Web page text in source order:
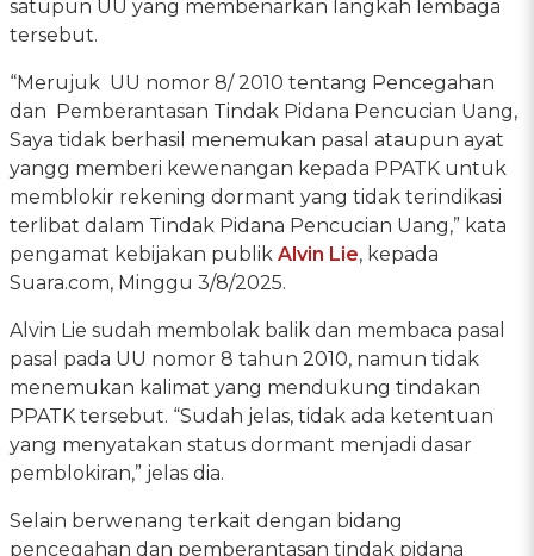
satupun UU yang membenarkan langkah lembaga
tersebut.
“Merujuk UU nomor 8/ 2010 tentang Pencegahan
dan Pemberantasan Tindak Pidana Pencucian Uang,
Saya tidak berhasil menemukan pasal ataupun ayat
yangg memberi kewenangan kepada PPATK untuk
memblokir rekening dormant yang tidak terindikasi
terlibat dalam Tindak Pidana Pencucian Uang,” kata
pengamat kebijakan publik Alvin Lie, kepada
Suara.com, Minggu 3/8/2025.
Alvin Lie sudah membolak balik dan membaca pasal
pasal pada UU nomor 8 tahun 2010, namun tidak
menemukan kalimat yang mendukung tindakan
PPATK tersebut. “Sudah jelas, tidak ada ketentuan
yang menyatakan status dormant menjadi dasar
pemblokiran,” jelas dia.
Selain berwenang terkait dengan bidang
pencegahan dan pemberantasan tindak pidana